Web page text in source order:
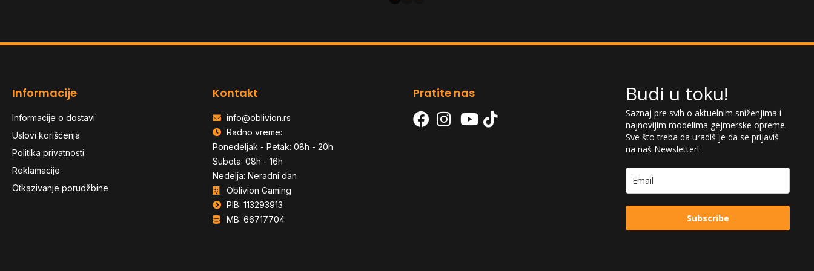
Informacije
Informacije o dostavi
Uslovi korišćenja
Politika privatnosti
Reklamacije
Otkazivanje porudžbine
Kontakt
info@oblivion.rs
Radno vreme:
Ponedeljak - Petak: 08h - 20h
Subota: 08h - 16h
Nedelja: Neradni dan
Oblivion Gaming
PIB: 113293913
MB: 66717704
Pratite nas Budi u toku!
Saznaj pre svih o aktuelnim sniženjima i
najnovijim modelima gejmerske opreme.
Sve što treba da uradiš je da se prijaviš
na naš Newsletter!
Subscribe